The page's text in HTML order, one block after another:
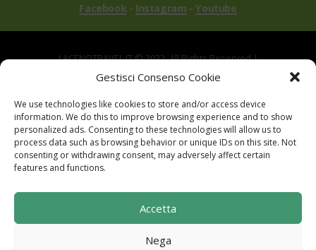
Gestisci Consenso Cookie
We use technologies like cookies to store and/or access device
information. We do this to improve browsing experience and to show
personalized ads. Consenting to these technologies will allow us to
process data such as browsing behavior or unique IDs on this site. Not
consenting or withdrawing consent, may adversely affect certain
features and functions.
Accetta
Nega
Facebook - Instagram -Youtube
LACENOTRAVEL.IT © 2022. All Rights Reserved |
via Alle Mandrie, 83043 Bagnoli Irpino AV | P.IVA
Powered byTreeWeb|Privacy| Cookie |
Contatti |Mappa del Sito
Sito realizzato con i fondi del "Gruppo di Azione
Locale I Sentieri del Buon Vivere s.c. a r.l.".
Programma di Sviluppo Rurale per la Campania
2014-2020. Misura 19 - Sviluppo Locale di tipo